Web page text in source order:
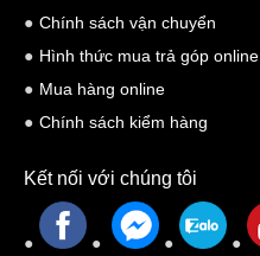
Ngoài ra, loa hát karaoke
nghệ xử lý âm thanh tiên tiến,
hiệu ứng vòm sống động.
rộng lớn và mở, mang lại trải
thăng hoa của những ca từ và
Loa Maingo E150 còn có khả
Chính sách vận chuyển
Hình thức mua trả góp online
Mua hàng online
Chính sách kiểm hàng
Kết nối với chúng tôi